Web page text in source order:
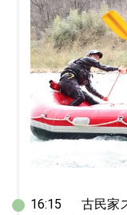
16:15	古民家ステイズ長者屋